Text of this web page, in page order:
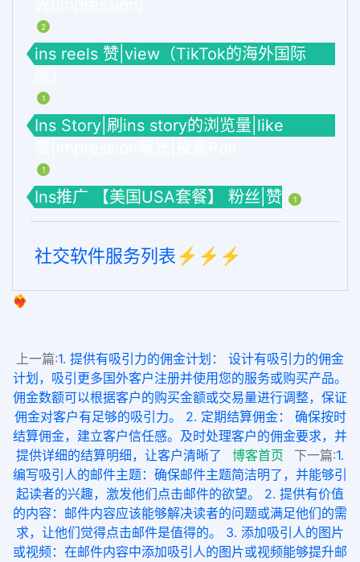
2
ins reels 赞|view（TikTok的海外国际
1
Ins Story|刷ins story的浏览量|like
1
Ins推广 【美国USA套餐】 粉丝|赞 1
社交软件服务列表⚡️⚡️⚡️
❤️‍🔥
上一篇:1. 提供有吸引力的佣金计划： 设计有吸引力的佣金
计划，吸引更多国外客户注册并使用您的服务或购买产品。
佣金数额可以根据客户的购买金额或交易量进行调整，保证
佣金对客户有足够的吸引力。 2. 定期结算佣金： 确保按时
结算佣金，建立客户信任感。及时处理客户的佣金要求，并
提供详细的结算明细，让客户清晰了
博客首页 下一篇:1.
编写吸引人的邮件主题：确保邮件主题简洁明了，并能够引
起读者的兴趣，激发他们点击邮件的欲望。 2. 提供有价值
的内容：邮件内容应该能够解决读者的问题或满足他们的需
求，让他们觉得点击邮件是值得的。 3. 添加吸引人的图片
或视频：在邮件内容中添加吸引人的图片或视频能够提升邮